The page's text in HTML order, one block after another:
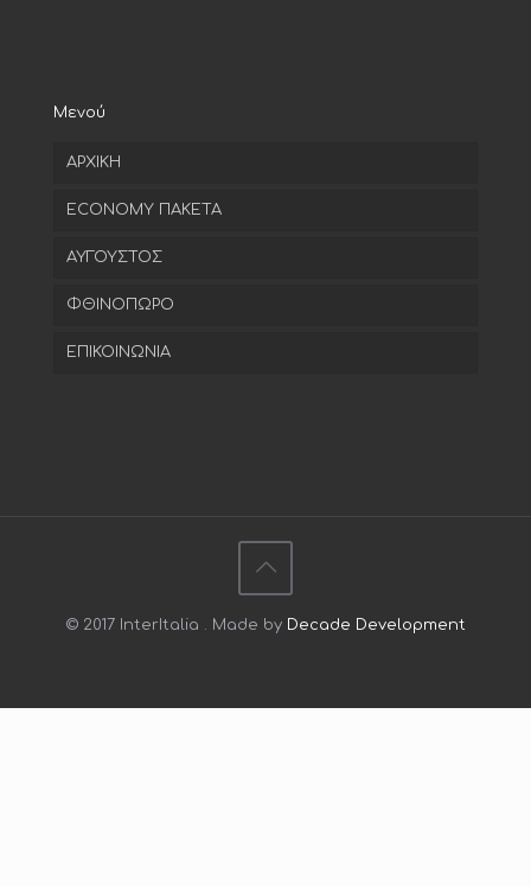
Μενού
ΑΡΧΙΚΗ
ECONOMY ΠΑΚΕΤΑ
ΑΥΓΟΥΣΤΟΣ
ΦΘΙΝΟΠΩΡΟ
ΕΠΙΚΟΙΝΩΝΙΑ
© 2017 InterItalia . Made by Decade Development